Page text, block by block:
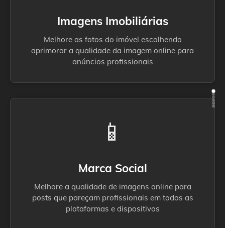
Imagens Imobiliárias
Melhore as fotos do imóvel escolhendo
aprimorar a qualidade da imagem online para
anúncios profissionais
📱
Marca Social
Melhore a qualidade de imagens online para
posts que pareçam profissionais em todas as
plataformas e dispositivos